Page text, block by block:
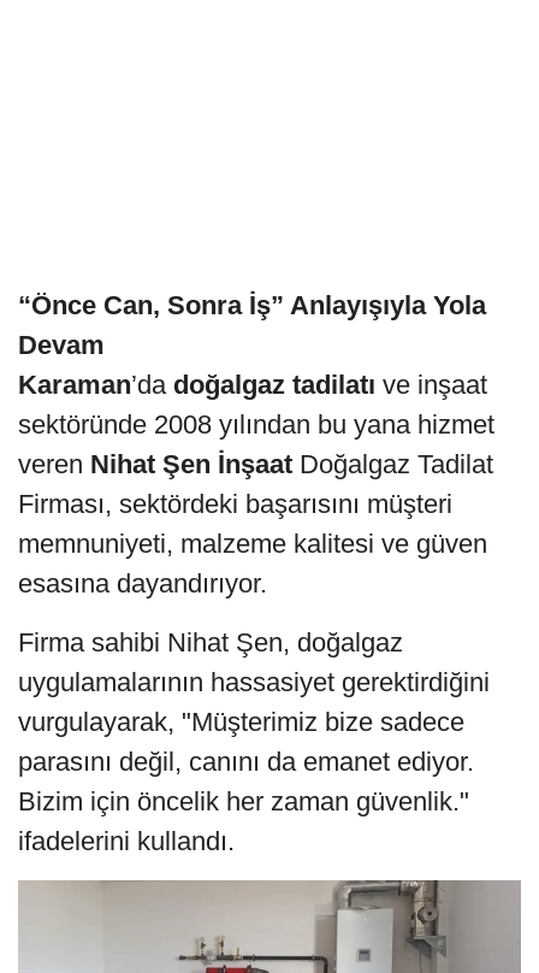
“Önce Can, Sonra İş” Anlayışıyla Yola
Devam
Karaman’da doğalgaz tadilatı ve inşaat
sektöründe 2008 yılından bu yana hizmet
veren Nihat Şen İnşaat Doğalgaz Tadilat
Firması, sektördeki başarısını müşteri
memnuniyeti, malzeme kalitesi ve güven
esasına dayandırıyor.
Firma sahibi Nihat Şen, doğalgaz
uygulamalarının hassasiyet gerektirdiğini
vurgulayarak, "Müşterimiz bize sadece
parasını değil, canını da emanet ediyor.
Bizim için öncelik her zaman güvenlik."
ifadelerini kullandı.